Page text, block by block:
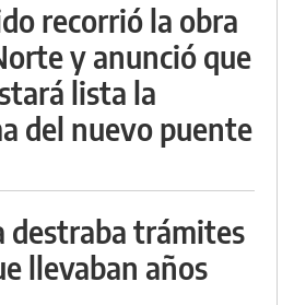
recorrió la obra
y anunció que
lista la
del nuevo puente
destraba trámites
llevaban años